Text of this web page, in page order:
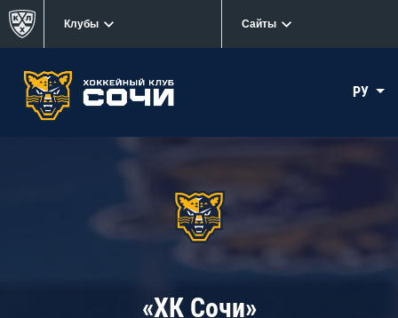
Клубы Сайты
РУ
«ХК Сочи»